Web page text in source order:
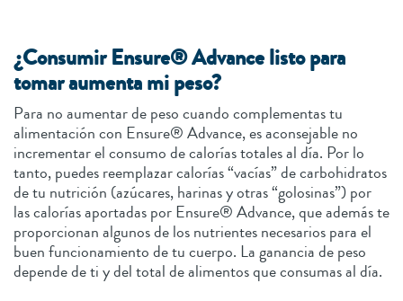
¿Consumir Ensure® Advance listo para
tomar aumenta mi peso?
Para no aumentar de peso cuando complementas tu
alimentación con Ensure® Advance, es aconsejable no
incrementar el consumo de calorías totales al día. Por lo
tanto, puedes reemplazar calorías “vacías” de carbohidratos
de tu nutrición (azúcares, harinas y otras “golosinas”) por
las calorías aportadas por Ensure® Advance, que además te
proporcionan algunos de los nutrientes necesarios para el
buen funcionamiento de tu cuerpo. La ganancia de peso
depende de ti y del total de alimentos que consumas al día.